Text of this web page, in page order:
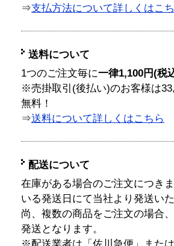
⇒支払方法について詳しくはこ
送料について
1つのご注文毎に一律1,100円(税
※売掛取引(後払い)のお客様は
無料！
⇒送料について詳しくはこちら
配送について
在庫がある場合のご注文につき
いる発送日にて当社より発送い
尚、複数の商品をご注文の場合
発送となります。